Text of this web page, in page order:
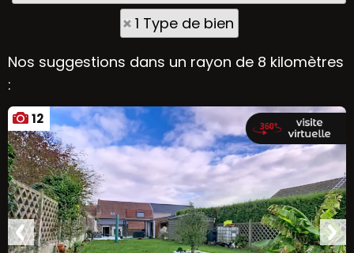
1 Type de bien
Nos suggestions dans un rayon de 8 kilomètres
:
12